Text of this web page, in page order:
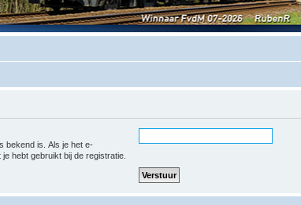
bekend is. Als je het e-
hebt gebruikt bij de registratie.